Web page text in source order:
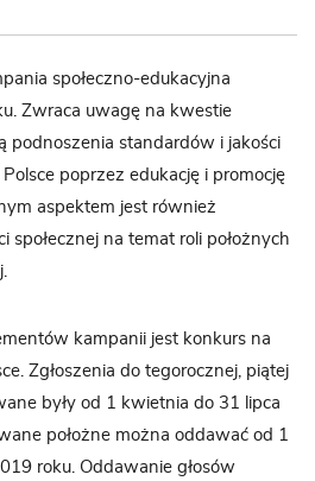
społeczno-edukacyjna
Zwraca uwagę na kwestie
podnoszenia standardów i jakości
poprzez edukację i promocję
aspektem jest również
społecznej na temat roli położnych
kampanii jest konkurs na
Zgłoszenia do tegorocznej, piątej
były od 1 kwietnia do 31 lipca
położne można oddawać od 1
roku. Oddawanie głosów